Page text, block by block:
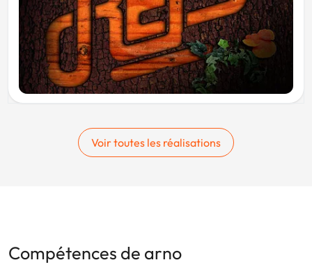
Voir toutes les réalisations
Compétences de arno